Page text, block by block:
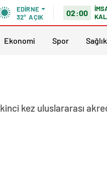
EDIRNE
32° AÇIK 02:00
Ekonomi Spor Sağlık
kez uluslararası